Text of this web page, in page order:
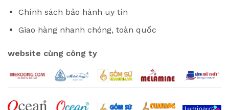
Chính sách bảo hành uy tín
Giao hàng nhanh chóng, toàn quốc
website cùng công ty